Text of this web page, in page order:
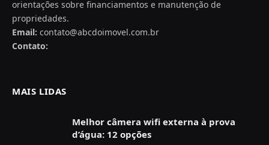
orientações sobre financiamentos e manutenção de
propriedades.
Email: contato@abcdoimovel.com.br
Contato:
MAIS LIDAS
Melhor câmera wifi externa à prova
d’água: 12 opções